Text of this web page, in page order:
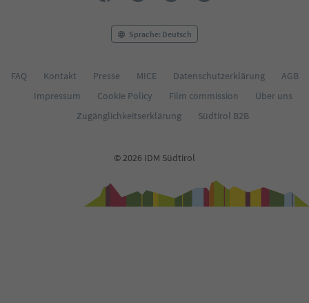
Sprache: Deutsch
FAQ Kontakt Presse MICE Datenschutzerklärung
AGB
Impressum
Cookie Policy Film commission
Über uns
Zugänglichkeitserklärung
Südtirol B2B
© 2026 IDM Südtirol